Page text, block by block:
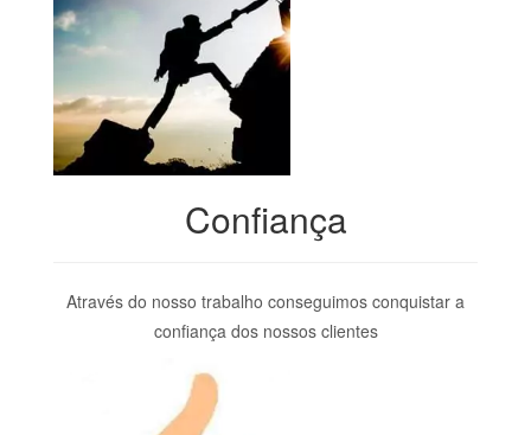
Confiança
Através do nosso trabalho conseguimos conquistar a
confiança dos nossos clientes